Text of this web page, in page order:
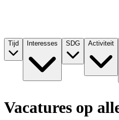
Tijd Interesses SDG Activiteit
Vacatures op